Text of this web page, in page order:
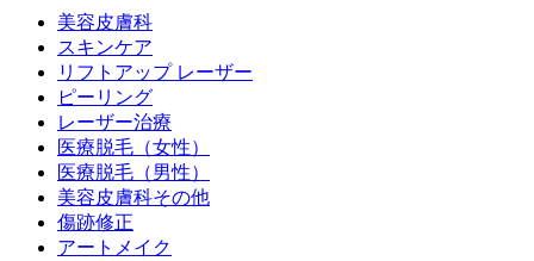
美容皮膚科
スキンケア
リフトアップ レーザー
ピーリング
レーザー治療
医療脱毛（女性）
医療脱毛（男性）
美容皮膚科その他
傷跡修正
アートメイク